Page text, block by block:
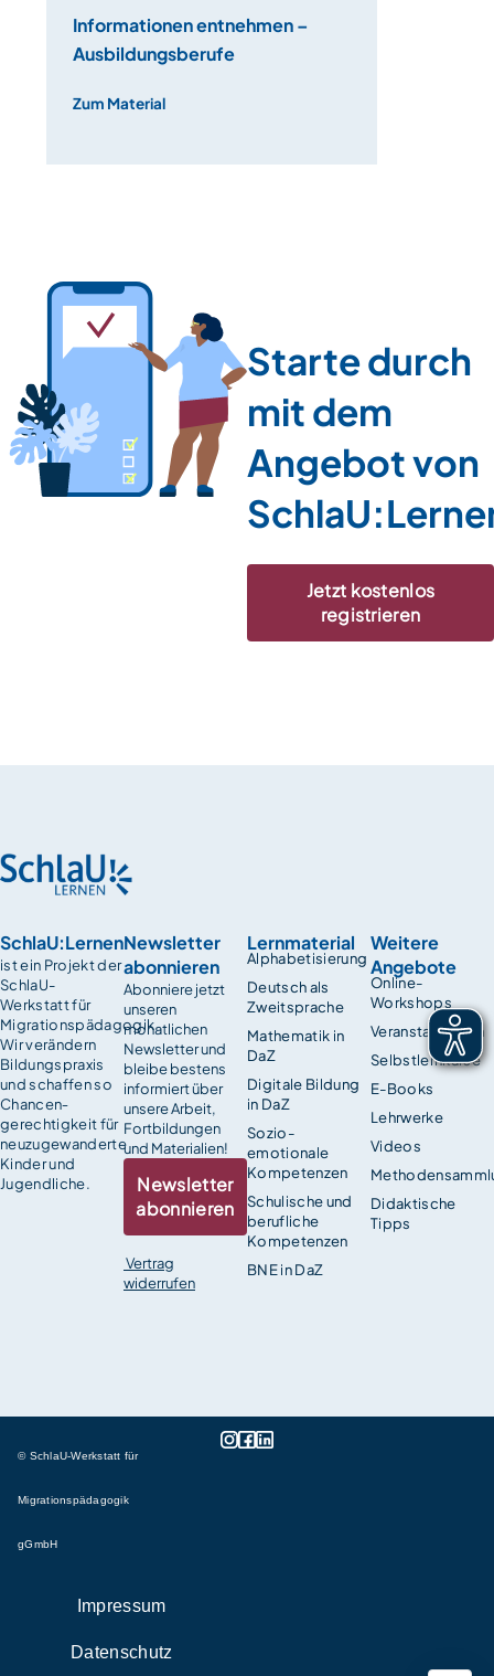
Informationen entnehmen –
Ausbildungsberufe
Zum Material
Starte durch
mit dem
Angebot von
Jetzt kostenlos
registrieren
SchlaU:Lernen
ist ein Projekt der
SchlaU-
Werkstatt für
Migrationspädagogik.
Wir verändern
Bildungspraxis
und schaffen so
Chancen­
gerechtigkeit für
neuzugewanderte
Kinder und
Jugendliche.
Lernmaterial
Alphabetisierung
Deutsch als
Zweitsprache
Mathematik in
DaZ
Digitale Bildung
in DaZ
Sozio-
emotionale
Kompetenzen
Schulische und
berufliche
Kompetenzen
BNE in DaZ
Weitere
Angebote
Online-
Workshops
Veranstaltungen
Selbstlernkurse
E-Books
Lehrwerke
Videos
Didaktische
Tipps
Newsletter
abonnieren
Abonniere jetzt
unseren
monatlichen
Newsletter und
bleibe bestens
informiert über
unsere Arbeit,
Fortbildungen
und Materialien!
Newsletter
abonnieren
Vertrag
widerrufen
© SchlaU-Werkstatt für
Migrationspädagogik
gGmbH
Impressum
Datenschutz